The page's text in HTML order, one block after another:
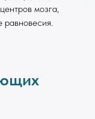
мозга,
равновесия.